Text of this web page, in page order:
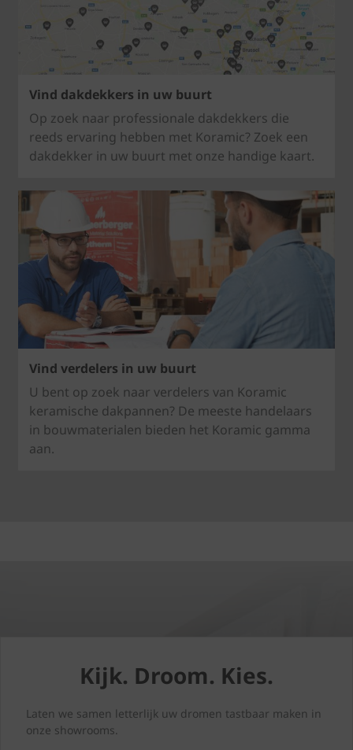
Vind dakdekkers in uw buurt
Op zoek naar professionale dakdekkers die
reeds ervaring hebben met Koramic? Zoek een
dakdekker in uw buurt met onze handige kaart.
Vind verdelers in uw buurt
U bent op zoek naar verdelers van Koramic
keramische dakpannen? De meeste handelaars
in bouwmaterialen bieden het Koramic gamma
aan.
Kijk. Droom. Kies.
Laten we samen letterlijk uw dromen tastbaar maken in
onze showrooms.